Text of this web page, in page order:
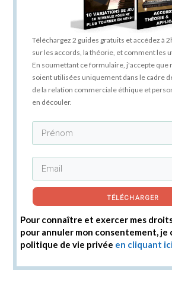
Téléchargez 2 guides gratuits et accédez à
sur les accords, la théorie, et comment les
En soumettant ce formulaire, j'accepte que
soient utilisées uniquement dans le cadre
de la relation commerciale éthique et
en découler.
TÉLÉCHARGER
Pour connaître et exercer mes
pour annuler mon consentement, je
politique de vie privée en cliquant